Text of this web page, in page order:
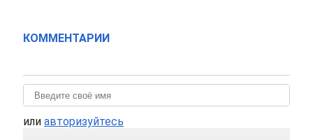
КОММЕНТАРИИ
или авторизуйтесь